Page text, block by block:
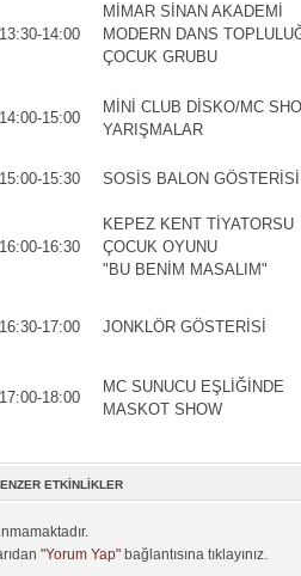
13:30-14:00
MİMAR SİNAN AKADEMİ
MODERN DANS
ÇOCUK GRUBU
14:00-15:00
MİNİ CLUB DİSKO/MC
YARIŞMALAR
15:00-15:30 SOSİS BALON GÖSTERİSİ
16:00-16:30
KEPEZ KENT TİYATORSU
ÇOCUK OYUNU
"BU BENİM MASALIM"
16:30-17:00 JONKLÖR GÖSTERİSİ
17:00-18:00
MC SUNUCU EŞLİĞİNDE
MASKOT SHOW
ETKİNLİKLER
"Yorum Yap" bağlantısına tıklayınız.